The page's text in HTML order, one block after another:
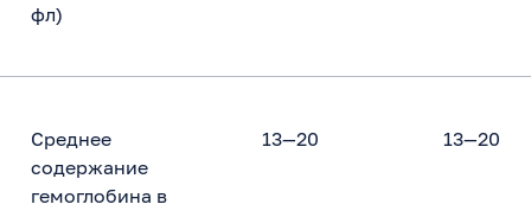
фл)
Среднее
содержание
гемоглобина в
13—20 13—20